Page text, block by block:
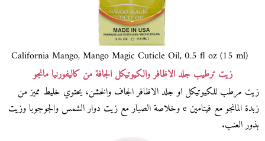
زيت ترطيب جلد الاظافر والكيوتيكل الجافة من كاليفورنيا مانجو
زيت مرطب للكيوتيكل او جلد الاظافر الجاف والخشن، يحتوي خليط مميز من
زبدة المانجو مع فيتامين e وخلاصة الصبار مع زيت دوار الشمس والجوجوبا وزيت
بذور العنب.